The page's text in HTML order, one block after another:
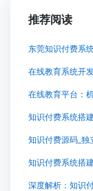
推荐阅读
东莞知识付费系
在线教育系统开
在线教育平台：
知识付费系统搭
深度解析：知识